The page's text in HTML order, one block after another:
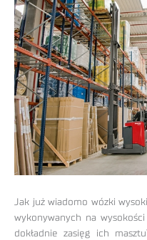
Jak już wiadomo wózki
wykonywanych na
dokładnie zasięg ich